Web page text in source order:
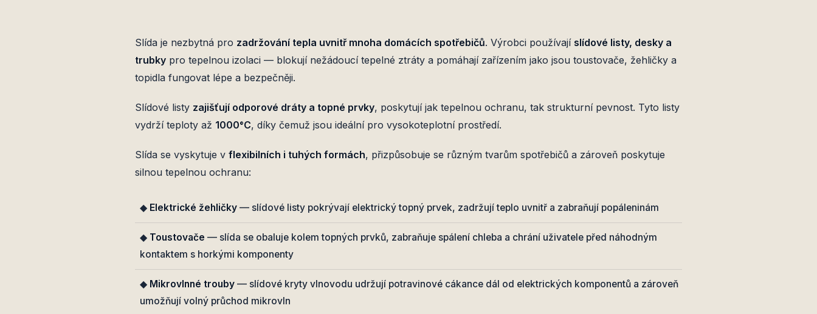
Slída je nezbytná pro zadržování tepla uvnitř mnoha domácích spotřebičů. Výrobci používají slídové listy, desky a
trubky pro tepelnou izolaci — blokují nežádoucí tepelné ztráty a pomáhají zařízením jako jsou toustovače, žehličky a
topidla fungovat lépe a bezpečněji.
Slídové listy zajišťují odporové dráty a topné prvky, poskytují jak tepelnou ochranu, tak strukturní pevnost. Tyto listy
vydrží teploty až 1000°C, díky čemuž jsou ideální pro vysokoteplotní prostředí.
Slída se vyskytuje v flexibilních i tuhých formách, přizpůsobuje se různým tvarům spotřebičů a zároveň poskytuje
silnou tepelnou ochranu:
◆ Elektrické žehličky — slídové listy pokrývají elektrický topný prvek, zadržují teplo uvnitř a zabraňují popáleninám
◆ Toustovače — slída se obaluje kolem topných prvků, zabraňuje spálení chleba a chrání uživatele před náhodným
kontaktem s horkými komponenty
◆ Mikrovlnné trouby — slídové kryty vlnovodu udržují potravinové cákance dál od elektrických komponentů a zároveň
umožňují volný průchod mikrovln